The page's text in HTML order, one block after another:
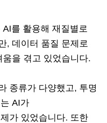
를 활용해 재질별로
, 데이터 품질 문제로
을 겪고 있었습니다.
종류가 다양했고, 투명
AI가
가 있었습니다. 또한